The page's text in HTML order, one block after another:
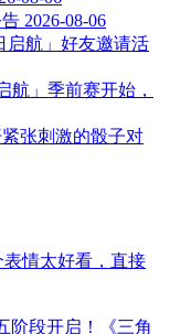
告 2026-08-06
启航」好友邀请活
航」季前赛开始，
张刺激的骰子对
情太好看，直接
阶段开启！《三角